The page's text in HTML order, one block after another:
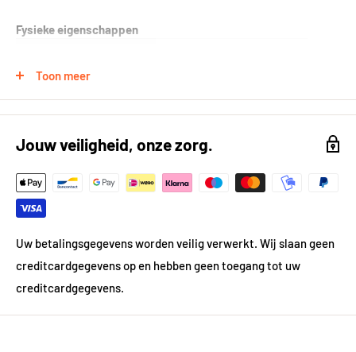
Fysieke eigenschappen
Kleur gedetailleerd
Vorm Vierkant
1.72 kg
Materiaal Natuursteen
Toon meer
Jouw veiligheid, onze zorg.
Uw betalingsgegevens worden veilig verwerkt. Wij slaan geen
creditcardgegevens op en hebben geen toegang tot uw
creditcardgegevens.